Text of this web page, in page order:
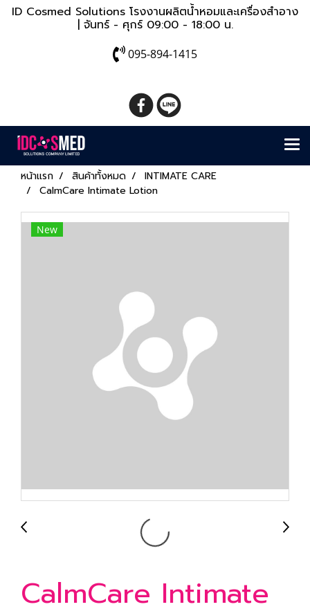
ID Cosmed Solutions โรงงานผลิตน้ำหอมและเครื่องสำอาง
| จันทร์ - ศุกร์ 09:00 - 18:00 น.
095-894-1415
หน้าแรก สินค้าทั้งหมด
INTIMATE CARE
CalmCare Intimate Lotion
New
CalmCare Intimate